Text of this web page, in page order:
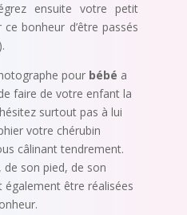
ensuite votre petit
bonheur d’être passés
pour bébé a
faire de votre enfant la
surtout pas à lui
votre chérubin
câlinant tendrement.
son pied, de son
également être réalisées